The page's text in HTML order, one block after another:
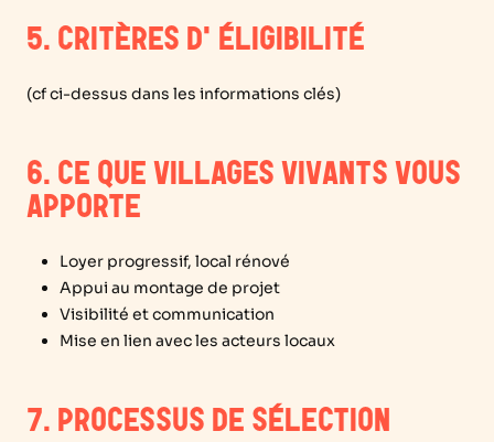
5. CRITÈRES D'ÉLIGIBILITÉ
(cf ci-dessus dans les informations clés)
6. CE QUE VILLAGES VIVANTS VOUS
APPORTE
Loyer progressif, local rénové
Appui au montage de projet
Visibilité et communication
Mise en lien avec les acteurs locaux
7. PROCESSUS DE SÉLECTION